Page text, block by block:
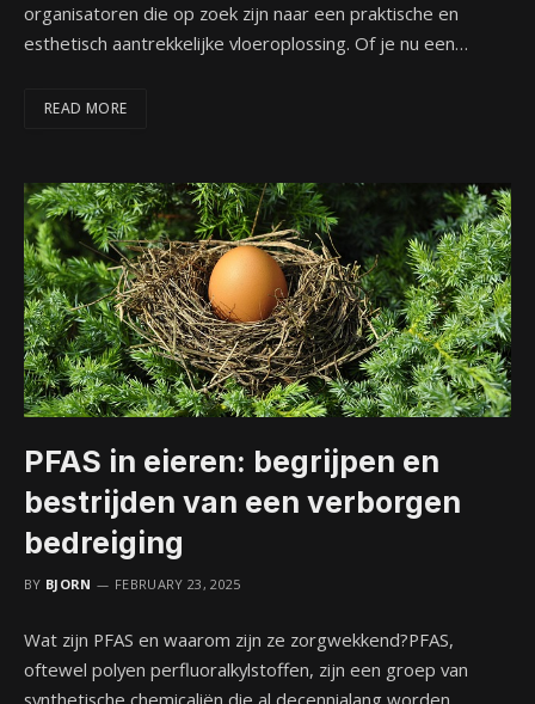
organisatoren die op zoek zijn naar een praktische en
esthetisch aantrekkelijke vloeroplossing. Of je nu een…
READ MORE
PFAS in eieren: begrijpen en
bestrijden van een verborgen
bedreiging
BY BJORN FEBRUARY 23, 2025
Wat zijn PFAS en waarom zijn ze zorgwekkend?PFAS,
oftewel polyen perfluoralkylstoffen, zijn een groep van
synthetische chemicaliën die al decennialang worden